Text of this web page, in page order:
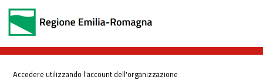
Accedere utilizzando l'account dell'organizzazione